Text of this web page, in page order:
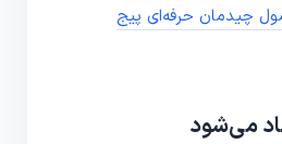
چیدمان حرفه‌ای پیج
می‌شود